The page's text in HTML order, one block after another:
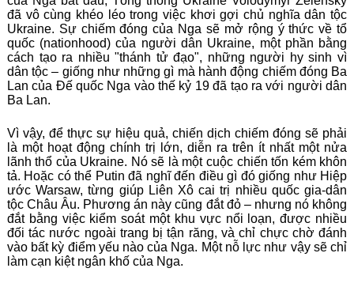
đã vô cùng khéo léo trong việc khơi gợi chủ nghĩa dân tộc
Ukraine. Sự chiếm đóng của Nga sẽ mở rộng ý thức về tổ
quốc (nationhood) của người dân Ukraine, một phần bằng
cách tạo ra nhiều "thánh tử đạo", những người hy sinh vì
dân tộc – giống như những gì mà hành động chiếm đóng Ba
Lan của Đế quốc Nga vào thế kỷ 19 đã tạo ra với người dân
Ba Lan.
Vì vậy, để thực sự hiệu quả, chiến dịch chiếm đóng sẽ phải
là một hoạt động chính trị lớn, diễn ra trên ít nhất một nửa
lãnh thổ của Ukraine. Nó sẽ là một cuộc chiến tốn kém khôn
tả. Hoặc có thể Putin đã nghĩ đến điều gì đó giống như Hiệp
ước Warsaw, từng giúp Liên Xô cai trị nhiều quốc gia-dân
tộc Châu Âu. Phương án này cũng đắt đỏ – nhưng nó không
đắt bằng việc kiểm soát một khu vực nổi loạn, được nhiều
đối tác nước ngoài trang bị tận răng, và chỉ chực chờ đánh
vào bất kỳ điểm yếu nào của Nga. Một nỗ lực như vậy sẽ chỉ
làm cạn kiệt ngân khố của Nga.